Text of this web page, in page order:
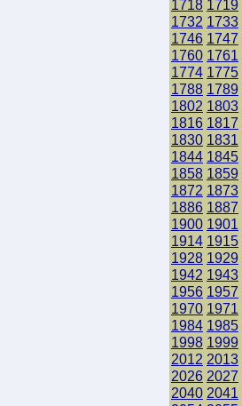
1718 1719
1732 1733
1746 1747
1760 1761
1774 1775
1788 1789
1802 1803
1816 1817
1830 1831
1844 1845
1858 1859
1872 1873
1886 1887
1900 1901
1914 1915
1928 1929
1942 1943
1956 1957
1970 1971
1984 1985
1998 1999
2012 2013
2026 2027
2040 2041